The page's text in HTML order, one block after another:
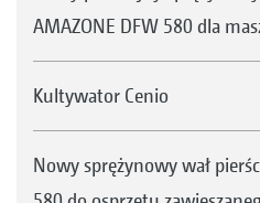
AMAZONE DFW 580 dla
Kultywator Cenio
Nowy sprężynowy wał